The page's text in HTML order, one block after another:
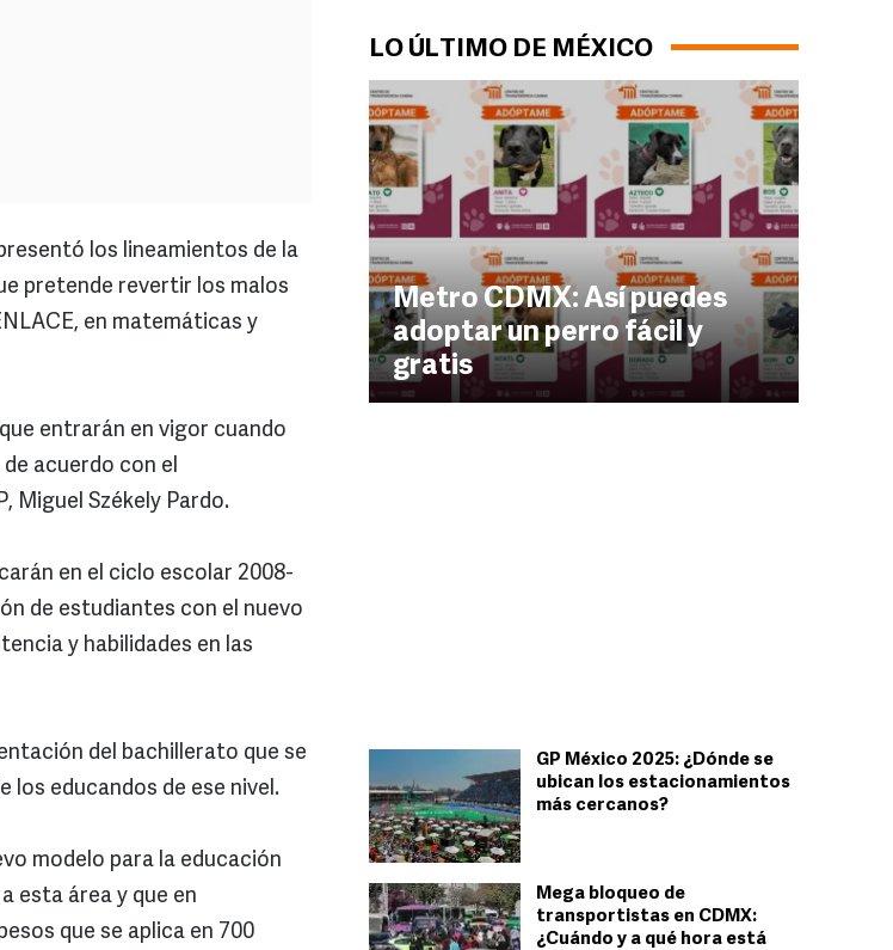
LO ÚLTIMO DE MÉXICO
Metro CDMX: Así puedes
adoptar un perro fácil y
gratis
GP México 2025: ¿Dónde se
ubican los estacionamientos
más cercanos?
Mega bloqueo de
transportistas en CDMX:
¿Cuándo y a qué hora está
los lineamientos de la
pretende revertir los malos
en matemáticas y
entrarán en vigor cuando
de acuerdo con el
Miguel Székely Pardo.
en el ciclo escolar 2008-
de estudiantes con el nuevo
y habilidades en las
del bachillerato que se
los educandos de ese nivel.
modelo para la educación
esta área y que en
que se aplica en 700